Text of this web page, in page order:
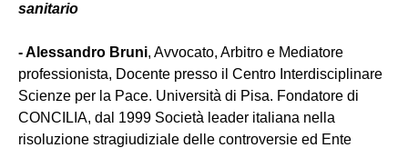
sanitario
- Alessandro Bruni, Avvocato, Arbitro e Mediatore
professionista, Docente presso il Centro Interdisciplinare
Scienze per la Pace. Università di Pisa. Fondatore di
CONCILIA, dal 1999 Società leader italiana nella
risoluzione stragiudiziale delle controversie ed Ente